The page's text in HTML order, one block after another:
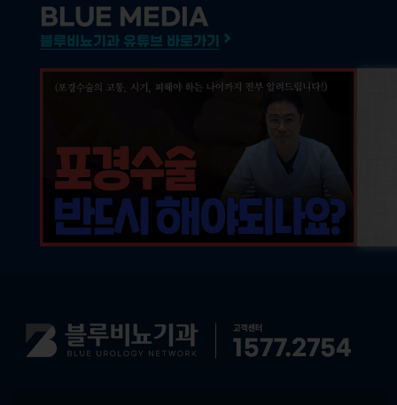
BLUE MEDIA
블루비뇨기과 유튜브 바로가기